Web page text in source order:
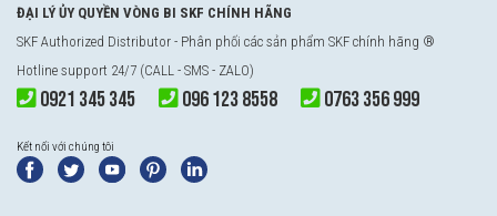
ĐẠI LÝ ỦY QUYỀN VÒNG BI SKF CHÍNH HÃNG
SKF Authorized Distributor - Phân phối các sản phẩm SKF chính hãng ®
Hotline support 24/7 (CALL - SMS - ZALO)
0921 345 345 096 123 8558 0763 356 999
Kết nối với chúng tôi